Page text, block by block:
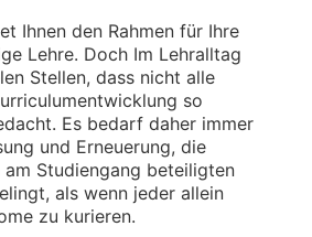
Ihnen den Rahmen für Ihre
Lehre. Doch Im Lehralltag
Stellen, dass nicht alle
so
Es bedarf daher immer
und Erneuerung, die
am Studiengang beteiligten
als wenn jeder allein
zu kurieren.